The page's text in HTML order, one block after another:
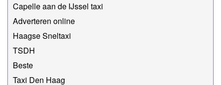
Capelle aan de IJssel taxi
Adverteren online
Haagse Sneltaxi
TSDH
Beste
Taxi Den Haag